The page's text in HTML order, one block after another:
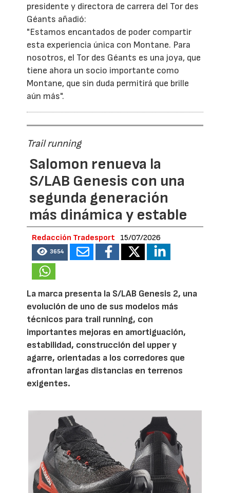
presidente y directora de carrera del Tor des
Géants añadió:
"Estamos encantados de poder compartir
esta experiencia única con Montane. Para
nosotros, el Tor des Géants es una joya, que
tiene ahora un socio importante como
Montane, que sin duda permitirá que brille
aún más".
Trail running
Salomon renueva la
S/LAB Genesis con una
segunda generación
más dinámica y estable
Redacción Tradesport 15/07/2026
3654
La marca presenta la S/LAB Genesis 2, una
evolución de uno de sus modelos más
técnicos para trail running, con
importantes mejoras en amortiguación,
estabilidad, construcción del upper y
agarre, orientadas a los corredores que
afrontan largas distancias en terrenos
exigentes.